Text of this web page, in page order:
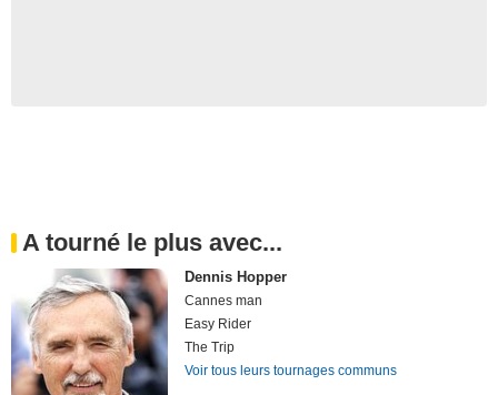
A tourné le plus avec...
Dennis Hopper
Cannes man
Easy Rider
The Trip
Voir tous leurs tournages communs